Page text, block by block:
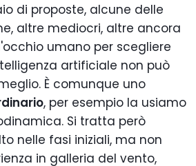
di proposte, alcune delle
altre mediocri, altre ancora
umano per scegliere
artificiale non può
È comunque uno
, per esempio la usiamo
Si tratta però
nelle fasi iniziali, ma non
in galleria del vento,